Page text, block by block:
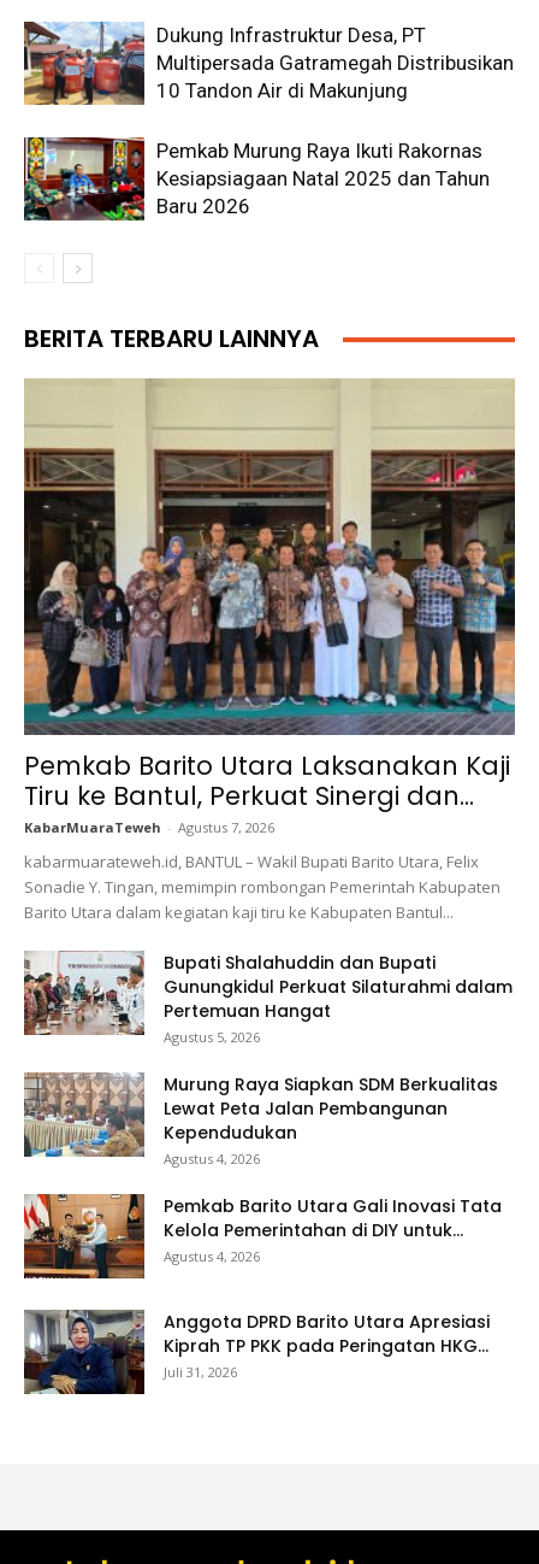
Dukung Infrastruktur Desa, PT
Multipersada Gatramegah Distribusikan
10 Tandon Air di Makunjung
Pemkab Murung Raya Ikuti Rakornas
Kesiapsiagaan Natal 2025 dan Tahun
Baru 2026
BERITA TERBARU LAINNYA
Pemkab Barito Utara Laksanakan Kaji
Tiru ke Bantul, Perkuat Sinergi dan...
KabarMuaraTeweh - Agustus 7, 2026
kabarmuarateweh.id, BANTUL – Wakil Bupati Barito Utara, Felix
Sonadie Y. Tingan, memimpin rombongan Pemerintah Kabupaten
Barito Utara dalam kegiatan kaji tiru ke Kabupaten Bantul...
Bupati Shalahuddin dan Bupati
Gunungkidul Perkuat Silaturahmi dalam
Pertemuan Hangat
Agustus 5, 2026
Murung Raya Siapkan SDM Berkualitas
Lewat Peta Jalan Pembangunan
Kependudukan
Agustus 4, 2026
Pemkab Barito Utara Gali Inovasi Tata
Kelola Pemerintahan di DIY untuk...
Agustus 4, 2026
Anggota DPRD Barito Utara Apresiasi
Kiprah TP PKK pada Peringatan HKG...
Juli 31, 2026